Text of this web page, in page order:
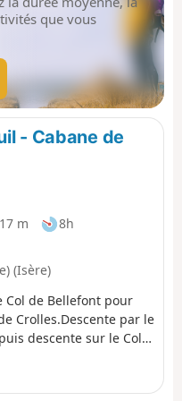
que vous
- Cabane de
m
8h
(Isère)
Col de Bellefont pour
Crolles.Descente par le
descente sur le Col
nom. ⚠️ 27/11/2025 :
Il n'est plus